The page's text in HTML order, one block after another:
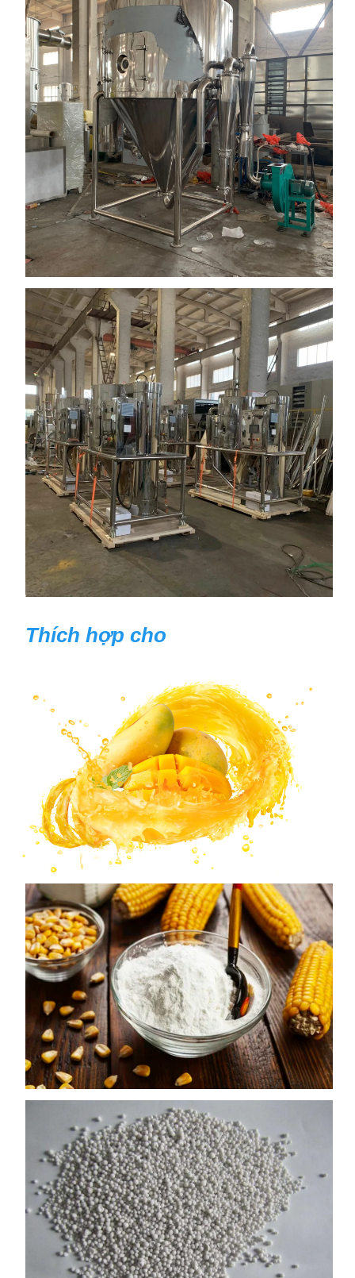
Thích hợp cho